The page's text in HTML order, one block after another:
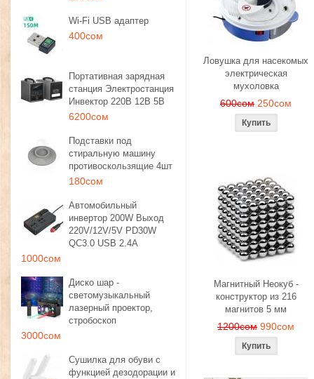
Wi-Fi USB адаптер
400сом
Портативная зарядная
станция Электростанция
Инвектор 220В 12В 5В
6200сом
Подставки под
стиральную машину
противоскользящие 4шт
180сом
Автомобильный
инвертор 200W Выход
220V/12V/5V PD30W
QC3.0 USB 2.4A
1000сом
Диско шар -
светомузыкальный
лазерный проектор,
стробоскоп
3000сом
Сушилка для обуви с
функцией дезодорации и
Ловушка для насекомых
электрическая
мухоловка
600сом 250сом
Магнитный Неокуб -
конструктор из 216
магнитов 5 мм
1200сом 990сом